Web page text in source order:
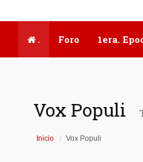
. Foro 1era.
Vox Populi
Inicio Vox Populi